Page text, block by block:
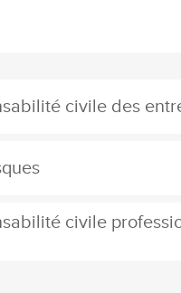
civile des
civile